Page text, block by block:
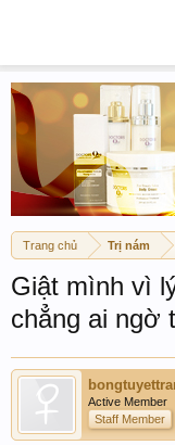
Trang chủ Trị nám
Giật mình vì
chẳng ai ngờ
Active Member
Staff Member